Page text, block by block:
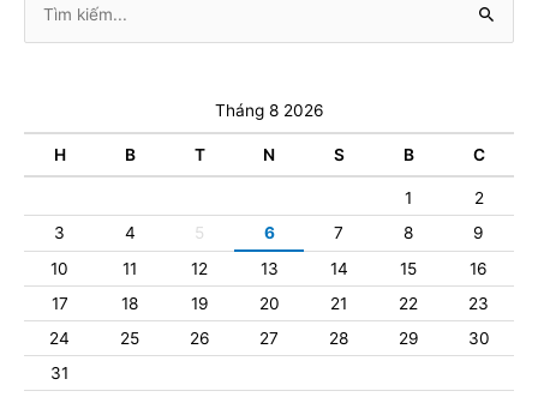
kiếm:
Tháng 8 2026
H B T N S B C
1
2
3
4 5 6 7 8
9
10
11 12 13 14 15
16
17
18 19 20 21 22
23
24
25 26 27 28 29
30
31